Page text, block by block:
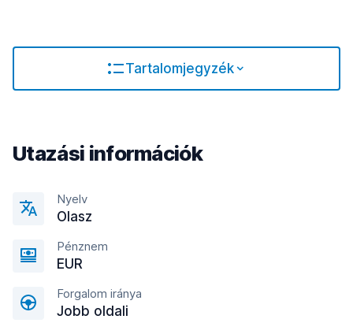
Tartalomjegyzék
Utazási információk
Nyelv
Olasz
Pénznem
EUR
Forgalom iránya
Jobb oldali